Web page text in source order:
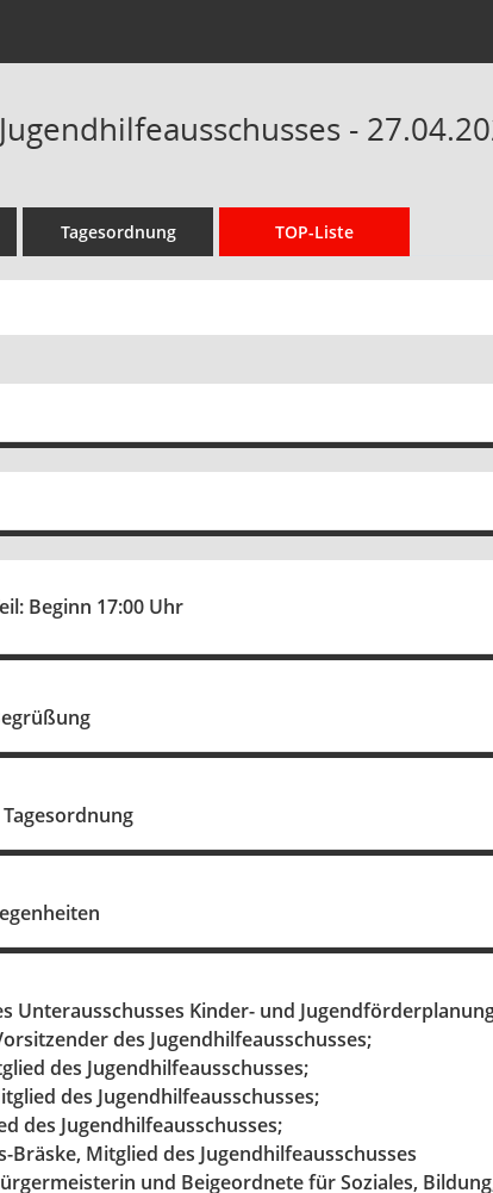
-
Tagesordnung TOP-Liste
Beginn 17:00 Uhr
Unterausschusses Kinder- und
des Jugendhilfeausschusses;
des Jugendhilfeausschusses;
des Jugendhilfeausschusses;
des Jugendhilfeausschusses;
Bräske, Mitglied des Jugendhilfeausschusses
und Beigeordnete für Soziales,